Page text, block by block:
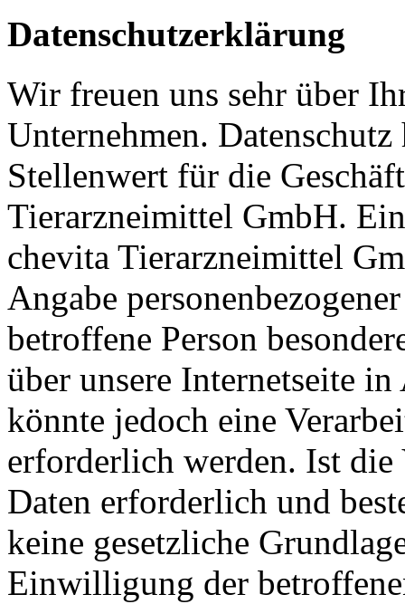
Datenschutzerklärung
Wir freuen uns sehr über
Unternehmen.
Stellenwert für die
Tierarzneimittel GmbH.
chevita Tierarzneimittel
Angabe
betroffene Person
über unsere Internetseite
könnte jedoch eine
erforderlich werden. Ist die
Daten erforderlich und
keine gesetzliche
Einwilligung der